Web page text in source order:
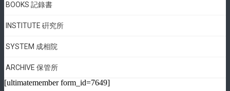
BOOKS 記錄書
INSTITUTE 硏究所
SYSTEM 成相院
ARCHIVE 保管所
[ultimatemember form_id=7649]